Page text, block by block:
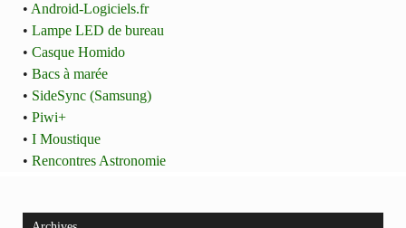
• Android-Logiciels.fr
• Lampe LED de bureau
• Casque Homido
• Bacs à marée
• SideSync (Samsung)
• Piwi+
• I Moustique
• Rencontres Astronomie